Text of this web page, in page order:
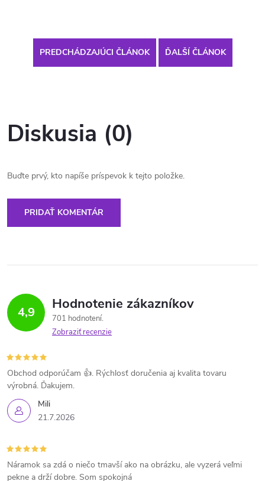
PREDCHÁDZAJÚCI ČLÁNOK ĎALŠÍ ČLÁNOK
Diskusia (0)
Buďte prvý, kto napíše príspevok k tejto položke.
PRIDAŤ KOMENTÁR
4,9 Hodnotenie zákazníkov
701 hodnotení
Zobraziť recenzie
Mili
21.7.2026
Obchod odporúčam 👍. Rýchlosť doručenia aj kvalita tovaru
výrobná. Ďakujem.
Náramok sa zdá o niečo tmavší ako na obrázku, ale vyzerá veľmi
pekne a drží dobre. Som spokojná